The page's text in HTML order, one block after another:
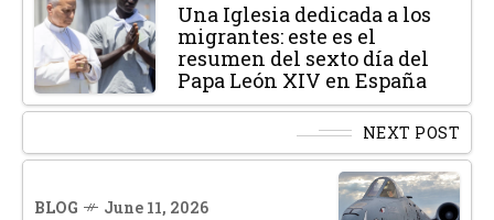
Una Iglesia dedicada a los
migrantes: este es el
resumen del sexto día del
Papa León XIV en España
NEXT POST
BLOG June 11, 2026